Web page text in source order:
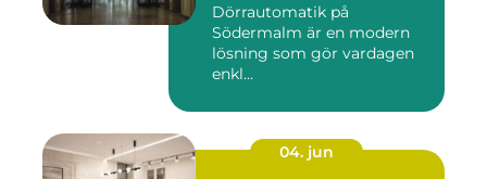
Dörrautomatik på
Södermalm är en modern
lösning som gör vardagen
enkl...
04. jun